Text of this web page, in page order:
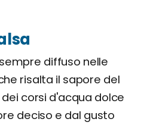
diffuso nelle
risalta il sapore del
corsi d'acqua dolce
deciso e dal gusto